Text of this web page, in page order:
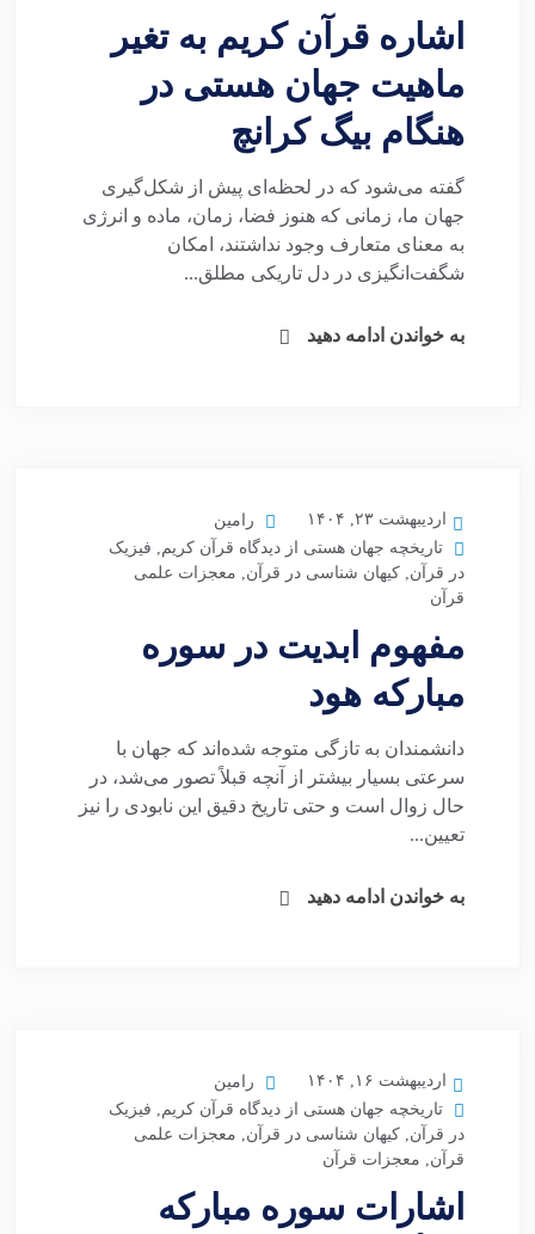
اشاره قرآن کریم به تغیر
ماهیت جهان هستی در
هنگام بیگ کرانچ
گفته می‌شود که در لحظه‌ای پیش از شکل‌گیری
جهان ما، زمانی که هنوز فضا، زمان، ماده و انرژی
به معنای متعارف وجود نداشتند، امکان
شگفت‌انگیزی در دل تاریکی مطلق...
به خواندن ادامه دهید
اردیبهشت ۲۳, ۱۴۰۴
رامین
تاریخچه جهان هستی از دیدگاه قرآن کریم, فیزیک
در قرآن, کیهان شناسی در قرآن, معجزات علمی
قرآن
مفهوم ابدیت در سوره
مبارکه هود
دانشمندان به تازگی متوجه شده‌اند که جهان با
سرعتی بسیار بیشتر از آنچه قبلاً تصور می‌شد، در
حال زوال است و حتی تاریخ دقیق این نابودی را نیز
تعیین...
به خواندن ادامه دهید
اردیبهشت ۱۶, ۱۴۰۴
رامین
تاریخچه جهان هستی از دیدگاه قرآن کریم, فیزیک
در قرآن, کیهان شناسی در قرآن, معجزات علمی
قرآن, معجزات قرآن
اشارات سوره مبارکه